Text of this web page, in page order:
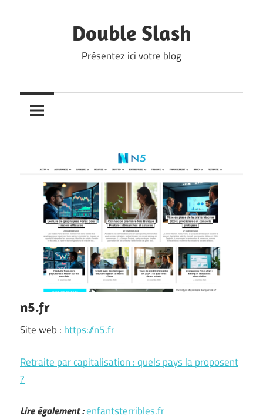
Double Slash
Présentez ici votre blog
n5.fr
Site web : https://n5.fr
Retraite par capitalisation : quels pays la proposent
?
Lire également :enfantsterribles.fr